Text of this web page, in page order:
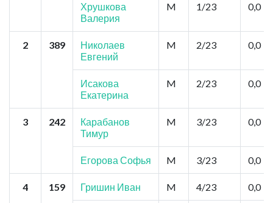
Хрушкова
Валерия
M 1/23 0,0
2 389
Николаев
Евгений
M 2/23 0,0
Исакова
Екатерина
M 2/23 0,0
3 242
Карабанов
Тимур
M 3/23 0,0
Егорова Софья M 3/23 0,0
4 159 Гришин Иван M 4/23 0,0